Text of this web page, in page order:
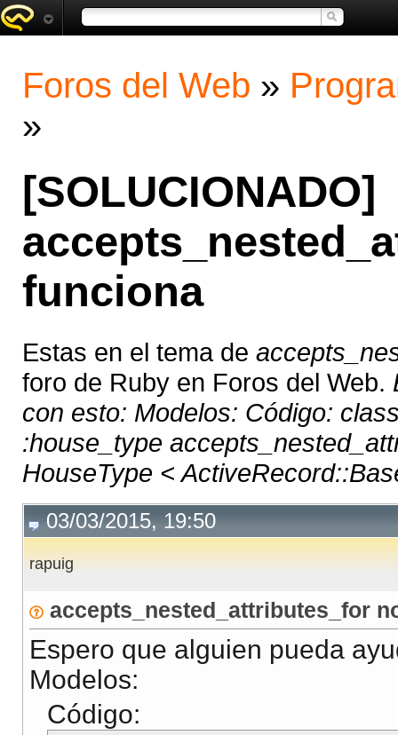
Foros del Web »
»
[SOLUCIONADO]
funciona
Estas en el tema de
foro de Ruby en Foros del Web.
con esto: Modelos: Código:
:house_type
HouseType <
03/03/2015, 19:50
rapuig
accepts_nested_attributes_for
Espero que alguien pueda
Modelos:
Código: